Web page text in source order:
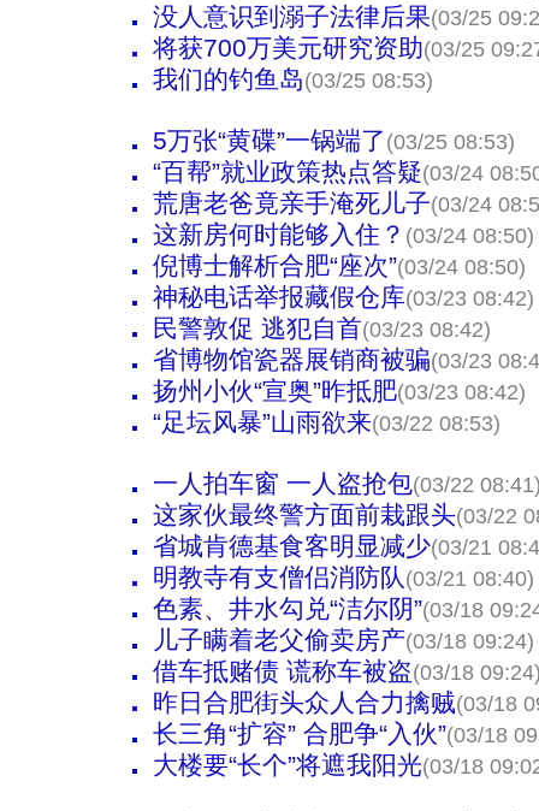
没人意识到溺子法律后果(03/25
将获700万美元研究资助(03/25
我们的钓鱼岛(03/25 08:53)
5万张“黄碟”一锅端了 (03/25 08:53)
“百帮”就业政策热点答疑(03/24
荒唐老爸竟亲手淹死儿子(03/24
这新房何时能够入住？ (03/24 08:50)
倪博士解析合肥“座次”(03/24 08:50)
神秘电话举报藏假仓库(03/23 08:42)
民警敦促 逃犯自首(03/23 08:42)
省博物馆瓷器展销商被骗(03/23
扬州小伙“宣奥”昨抵肥(03/23 08:42)
“足坛风暴”山雨欲来(03/22 08:53)
一人拍车窗 一人盗抢包(03/22
这家伙最终警方面前栽跟头(03/22
省城肯德基食客明显减少(03/21
明教寺有支僧侣消防队 (03/21 08:40)
色素、井水勾兑“洁尔阴”(03/18
儿子瞒着老父偷卖房产(03/18 09:24)
借车抵赌债 谎称车被盗(03/18
昨日合肥街头众人合力擒贼(03/18
长三角“扩容” 合肥争“入伙”(03/18
大楼要“长个”将遮我阳光(03/18